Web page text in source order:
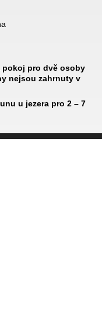
pokoj pro dvě osoby
nejsou zahrnuty v
u jezera pro 2 – 7